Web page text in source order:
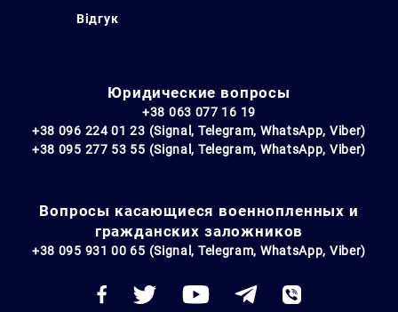
Відгук
Юридические вопросы
+38 063 077 16 19
+38 096 224 01 23 (Signal, Telegram, WhatsApp, Viber)
+38 095 277 53 55 (Signal, Telegram, WhatsApp, Viber)
Вопросы касающиеся военнопленных и
гражданских заложников
+38 095 931 00 65 (Signal, Telegram, WhatsApp, Viber)